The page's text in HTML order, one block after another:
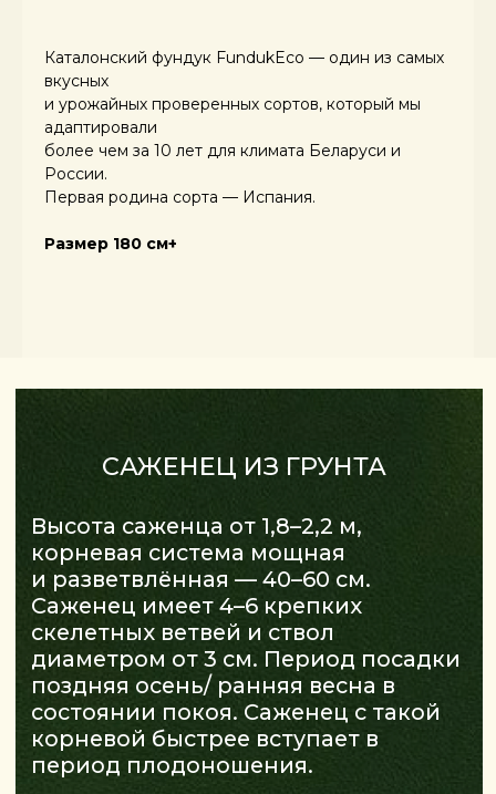
Каталонский фундук FundukEco — один из самых
вкусных
и урожайных проверенных сортов, который мы
адаптировали
более чем за 10 лет для климата Беларуси и
России.
Первая родина сорта — Испания.
Размер 180 см+
Высота саженца от 1,8–2,2 м,
корневая система мощная
и разветвлённая — 40–60 см.
Саженец имеет 4–6 крепких
скелетных ветвей и ствол
диаметром от 3 см. Период посадки
поздняя осень/ ранняя весна в
состоянии покоя. Саженец с такой
корневой быстрее вступает в
Высота саженца от 1,8 м. Диаметр
корневой соответствует размеру
САЖЕНЕЦ В ГОРШКЕ